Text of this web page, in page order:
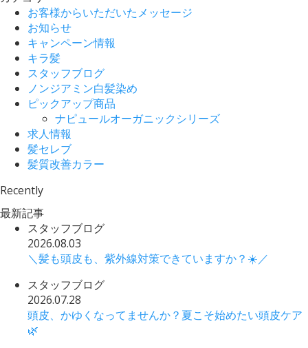
お客様からいただいたメッセージ
お知らせ
キャンペーン情報
キラ髪
スタッフブログ
ノンジアミン白髪染め
ピックアップ商品
ナピュールオーガニックシリーズ
求人情報
髪セレブ
髪質改善カラー
Recently
最新記事
スタッフブログ
2026.08.03
＼髪も頭皮も、紫外線対策できていますか？☀️／
スタッフブログ
2026.07.28
頭皮、かゆくなってませんか？夏こそ始めたい頭皮ケア
🌿